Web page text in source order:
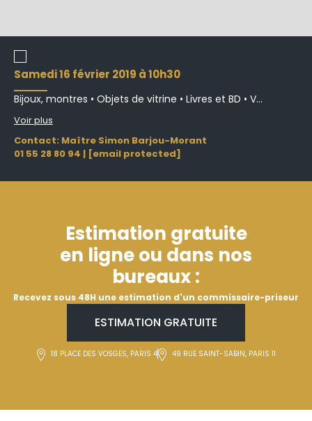
samedi 16 février 2019 à 10h30
Bijoux, montres • Objets de vitrine • Livres et BD • V...
Voir plus
Contact: Maître Simon Barjou-Morant
01 55 28 80 94 | [email protected]
Estimation gratuite
en ligne ou dans nos
bureaux :
Recevez sous 48H une estimation d'un commissaire-priseur
ESTIMATION GRATUITE
18 PLACE DES VOSGES, PARIS 4 49 RUE SAINT-SABIN, PARIS 11